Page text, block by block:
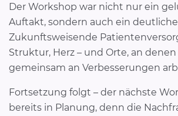
Der Workshop war nicht nur ein
Auftakt, sondern auch ein
Zukunftsweisende
Struktur, Herz – und Orte, an
gemeinsam an Verbesserungen
Fortsetzung folgt – der nächste
bereits in Planung, denn die